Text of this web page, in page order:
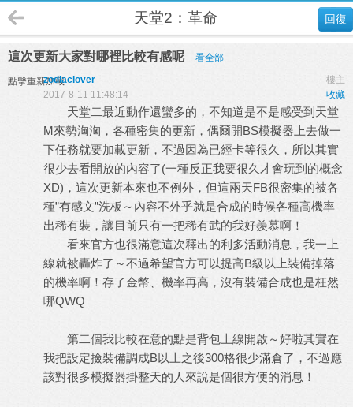
回復
天堂2：革命
這次更新大家對哪裡比較有感呢 看全部
點擊重新加載 樓主
zodiaclover
收藏
2017-8-11 11:48:14
天堂二最近動作還蠻多的，不知道是不是感受到天堂
M來勢洶洶，各種密集的更新，偶爾開BS模擬器上去做一
下任務就要加載更新，不過因為已經卡等很久，所以其實
很少去看開放的內容了(一種反正我要很久才會玩到的概念
XD) ，這次更新本來也不例外，但這兩天FB很密集的被各
種”有感文”洗板～內容不外乎就是合成的時候各種高機率
出稀有裝，讓目前只有一把稀有武的我好羨慕啊！
看來官方也很滿意這次釋出的利多活動消息，我一上
線就被轟炸了～不過希望官方可以提高B級以上裝備掉落
的機率啊！存了金幣、機率再高，沒有裝備合成也是枉然
哪QWQ
第二個我比較在意的點是背包上線開啟～好啦其實在
我把設定撿裝備調成B以上之後300格很少滿倉了，不過應
該對很多模擬器掛整天的人來說是個很方便的消息！